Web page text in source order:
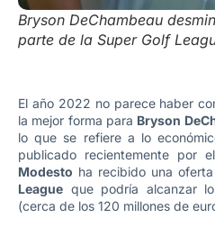
Bryson DeChambeau
parte de la Super Golf
El año 2022 no parece haber
la mejor forma para Bryson
lo que se refiere a lo
publicado recientemente por el
Modesto ha recibido una
League que podría alcanzar
(cerca de los 120 millones de